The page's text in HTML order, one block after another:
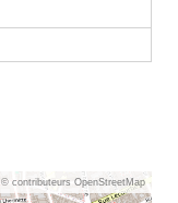
© contributeurs OpenStreetMap